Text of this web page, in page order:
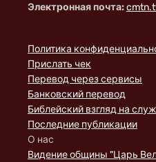
Электронная почта:
Политика
Прислать чек
Перевод через сервисы
Банковский перевод
Библейский взгляд на
Последние публикации
О нас
Видение общины "Царь